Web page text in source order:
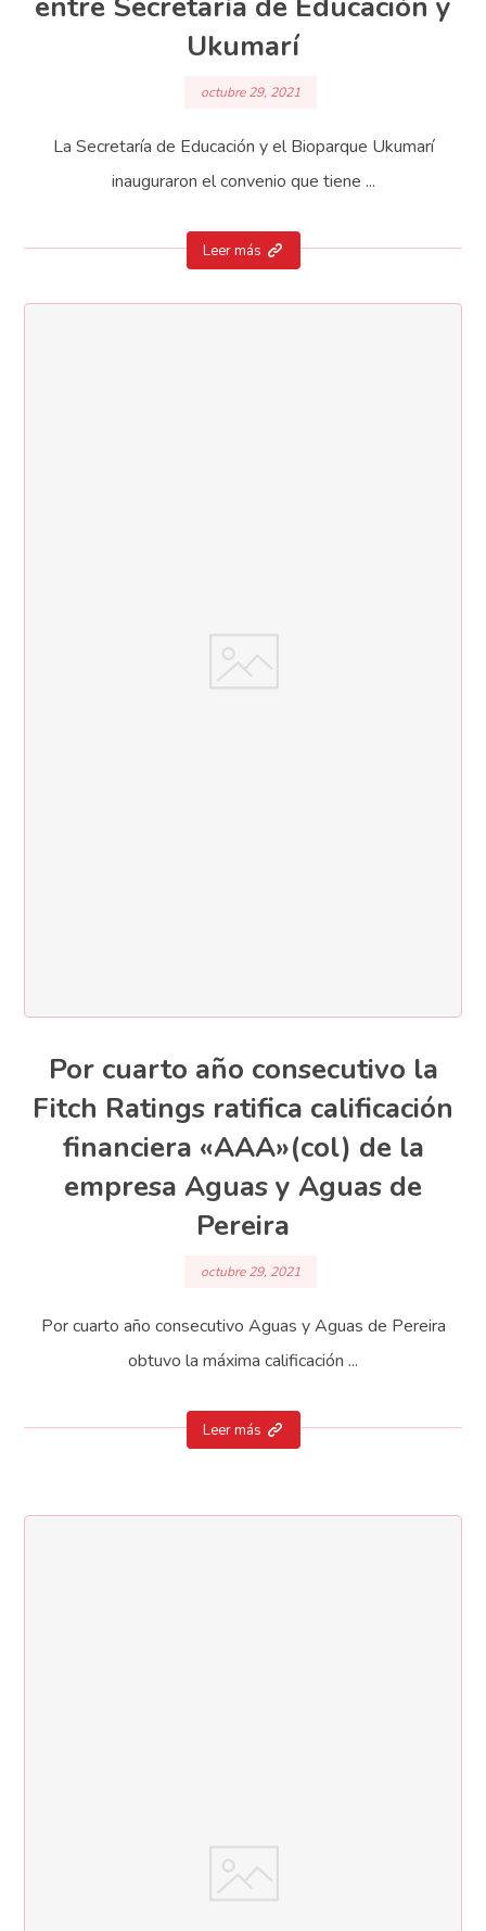
Ukumarí
octubre 29, 2021
La Secretaría de Educación y el Bioparque Ukumarí
inauguraron el convenio que tiene ...
Leer más
Por cuarto año consecutivo la
Fitch Ratings ratifica calificación
financiera «AAA»(col) de la
empresa Aguas y Aguas de
Pereira
octubre 29, 2021
Por cuarto año consecutivo Aguas y Aguas de Pereira
obtuvo la máxima calificación ...
Leer más